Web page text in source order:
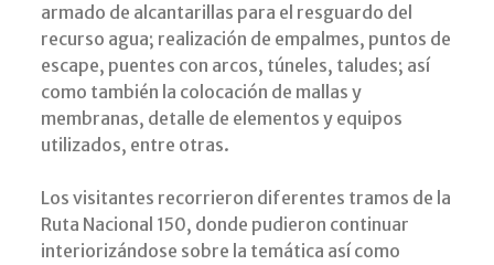
armado de alcantarillas para el resguardo del
recurso agua; realización de empalmes, puntos de
escape, puentes con arcos, túneles, taludes; así
como también la colocación de mallas y
membranas, detalle de elementos y equipos
utilizados, entre otras.
Los visitantes recorrieron diferentes tramos de la
Ruta Nacional 150, donde pudieron continuar
interiorizándose sobre la temática así como